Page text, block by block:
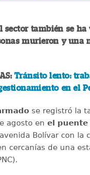
sector también se ha
murieron y una
Tránsito lento:
en el
se registró la
agosto en el puente
Bolívar con la
cercanías de una